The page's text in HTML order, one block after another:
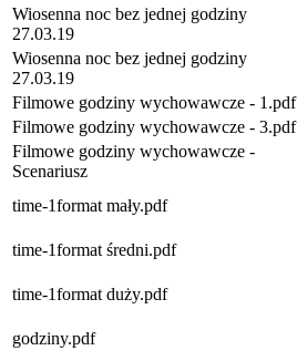
Wiosenna noc bez jednej godziny
27.03.19
Wiosenna noc bez jednej godziny
27.03.19
Filmowe godziny wychowawcze - 1.pdf
Filmowe godziny wychowawcze - 3.pdf
Filmowe godziny wychowawcze -
Scenariusz
time-1format mały.pdf
time-1format średni.pdf
time-1format duży.pdf
godziny.pdf